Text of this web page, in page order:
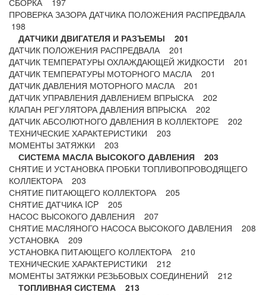
СБОРКА 197
ПРОВЕРКА ЗАЗОРА ДАТЧИКА ПОЛОЖЕНИЯ РАСПРЕДВАЛА
198
ДАТЧИКИ ДВИГАТЕЛЯ И РАЗЪЕМЫ 201
ДАТЧИК ПОЛОЖЕНИЯ РАСПРЕДВАЛА 201
ДАТЧИК ТЕМПЕРАТУРЫ ОХЛАЖДАЮЩЕЙ ЖИДКОСТИ 201
ДАТЧИК ТЕМПЕРАТУРЫ МОТОРНОГО МАСЛА 201
ДАТЧИК ДАВЛЕНИЯ МОТОРНОГО МАСЛА 201
ДАТЧИК УПРАВЛЕНИЯ ДАВЛЕНИЕМ ВПРЫСКА 202
КЛАПАН РЕГУЛЯТОРА ДАВЛЕНИЯ ВПРЫСКА 202
ДАТЧИК АБСОЛЮТНОГО ДАВЛЕНИЯ В КОЛЛЕКТОРЕ 202
ТЕХНИЧЕСКИЕ ХАРАКТЕРИСТИКИ 203
МОМЕНТЫ ЗАТЯЖКИ 203
СИСТЕМА МАСЛА ВЫСОКОГО ДАВЛЕНИЯ 203
СНЯТИЕ И УСТАНОВКА ПРОБКИ ТОПЛИВОПРОВОДЯЩЕГО
КОЛЛЕКТОРА 203
СНЯТИЕ ПИТАЮЩЕГО КОЛЛЕКТОРА 205
СНЯТИЕ ДАТЧИКА ICP 205
НАСОС ВЫСОКОГО ДАВЛЕНИЯ 207
СНЯТИЕ МАСЛЯНОГО НАСОСА ВЫСОКОГО ДАВЛЕНИЯ 208
УСТАНОВКА 209
УСТАНОВКА ПИТАЮЩЕГО КОЛЛЕКТОРА 210
ТЕХНИЧЕСКИЕ ХАРАКТЕРИСТИКИ 212
МОМЕНТЫ ЗАТЯЖКИ РЕЗЬБОВЫХ СОЕДИНЕНИЙ 212
ТОПЛИВНАЯ СИСТЕМА 213